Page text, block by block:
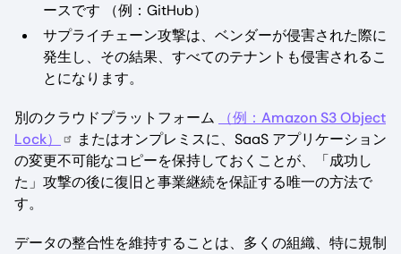
ースです （例：GitHub）
サプライチェーン攻撃は、ベンダーが侵害された際に
発生し、その結果、すべてのテナントも侵害されるこ
とになります。
別のクラウドプラットフォーム
（例：Amazon S3 Object
Lock）
またはオンプレミスに、SaaS アプリケーション
の変更不可能なコピーを保持しておくことが、「成功し
た」攻撃の後に復旧と事業継続を保証する唯一の方法で
す。
データの整合性を維持することは、多くの組織、特に規制